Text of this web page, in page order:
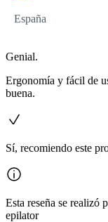
España
Genial.
Ergonomía y fácil de
buena.
Sí, recomiendo este
Esta reseña se realizó
epilator